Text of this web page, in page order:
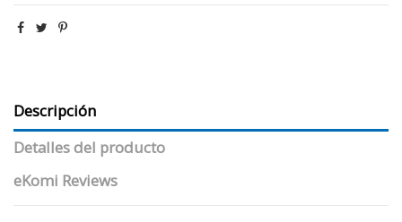
Descripción
Detalles del producto
eKomi Reviews